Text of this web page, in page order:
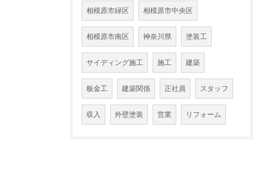
相模原市緑区 相模原市中央区
相模原市南区 神奈川県 塗装工
サイディング施工 施工 建築
板金工 建築関係 正社員 スタッフ
収入 外壁塗装 営業 リフォーム